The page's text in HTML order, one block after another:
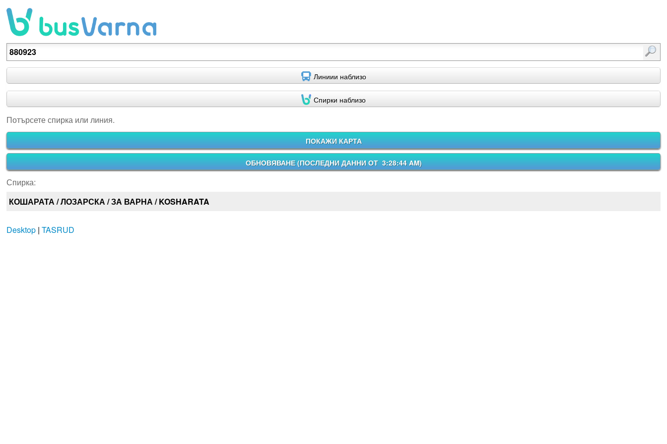
Потърсете спирка или линия.
Линиии наблизо
Спирки наблизо
Потърсете спирка или линия.
ПОКАЖИ КАРТА
ОБНОВЯВАНЕ (ПОСЛЕДНИ ДАННИ ОТ 3:28:44 AM)
Спирка:
КОШАРАТА / ЛОЗАРСКА / ЗА ВАРНА / KOSHARATA
Desktop| TASRUD